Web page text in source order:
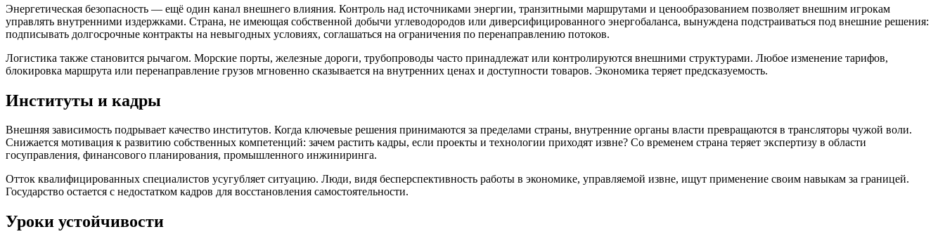
Энергетическая безопасность — ещё один канал внешнего влияния. Контроль над источниками энергии, транзитными маршрутами и ценообразованием позволяет внешним игрокам
управлять внутренними издержками. Страна, не имеющая собственной добычи углеводородов или диверсифицированного энергобаланса, вынуждена подстраиваться под внешние решения:
подписывать долгосрочные контракты на невыгодных условиях, соглашаться на ограничения по перенаправлению потоков.
Логистика также становится рычагом. Морские порты, железные дороги, трубопроводы часто принадлежат или контролируются внешними структурами. Любое изменение тарифов,
блокировка маршрута или перенаправление грузов мгновенно сказывается на внутренних ценах и доступности товаров. Экономика теряет предсказуемость.
Институты и кадры
Внешняя зависимость подрывает качество институтов. Когда ключевые решения принимаются за пределами страны, внутренние органы власти превращаются в трансляторы чужой воли.
Снижается мотивация к развитию собственных компетенций: зачем растить кадры, если проекты и технологии приходят извне? Со временем страна теряет экспертизу в области
госуправления, финансового планирования, промышленного инжиниринга.
Отток квалифицированных специалистов усугубляет ситуацию. Люди, видя бесперспективность работы в экономике, управляемой извне, ищут применение своим навыкам за границей.
Государство остается с недостатком кадров для восстановления самостоятельности.
Уроки устойчивости